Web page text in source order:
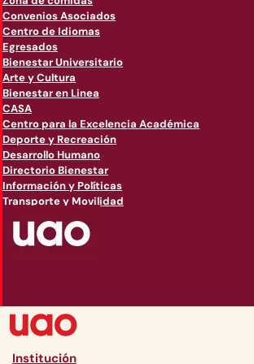
Convenios Asociados
Centro de Idiomas
Egresados
Bienestar Universitario
Arte y Cultura
Bienestar en Linea
CASA
Centro para la Excelencia Académica
Deporte y Recreación
Desarrollo Humano
Directorio Bienestar
Información y Políticas
Transporte y Movilidad
Institución